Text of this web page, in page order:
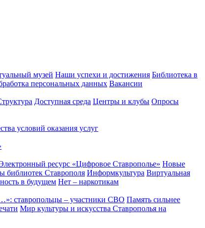
музей Наши успехи и достижения Библиотека в
персональных данных Вакансии
Доступная среда Центры и клубы Опросы
условий оказания услуг
ресурс «Цифровое Ставрополье» Новые
библиотек Ставрополя Информкультура Виртуальная
в будущем Нет – наркотикам
ставропольцы – участники СВО Память сильнее
Мир культуры и искусства Ставрополья на